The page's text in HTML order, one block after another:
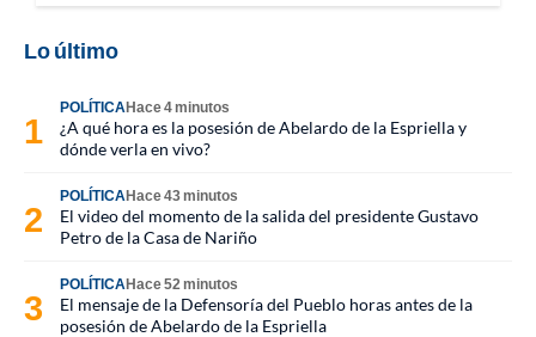
Lo último
POLÍTICAHace 4 minutos
¿A qué hora es la posesión de Abelardo de la Espriella y
dónde verla en vivo?
POLÍTICAHace 43 minutos
El video del momento de la salida del presidente Gustavo
Petro de la Casa de Nariño
POLÍTICAHace 52 minutos
El mensaje de la Defensoría del Pueblo horas antes de la
posesión de Abelardo de la Espriella